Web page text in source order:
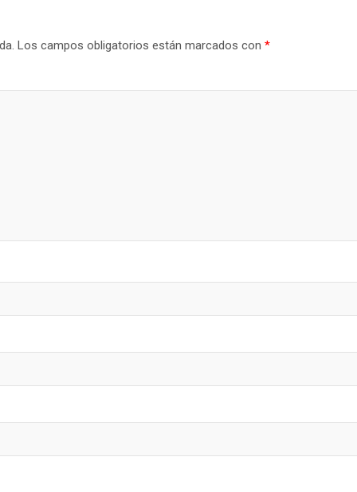
Los campos obligatorios están marcados con *